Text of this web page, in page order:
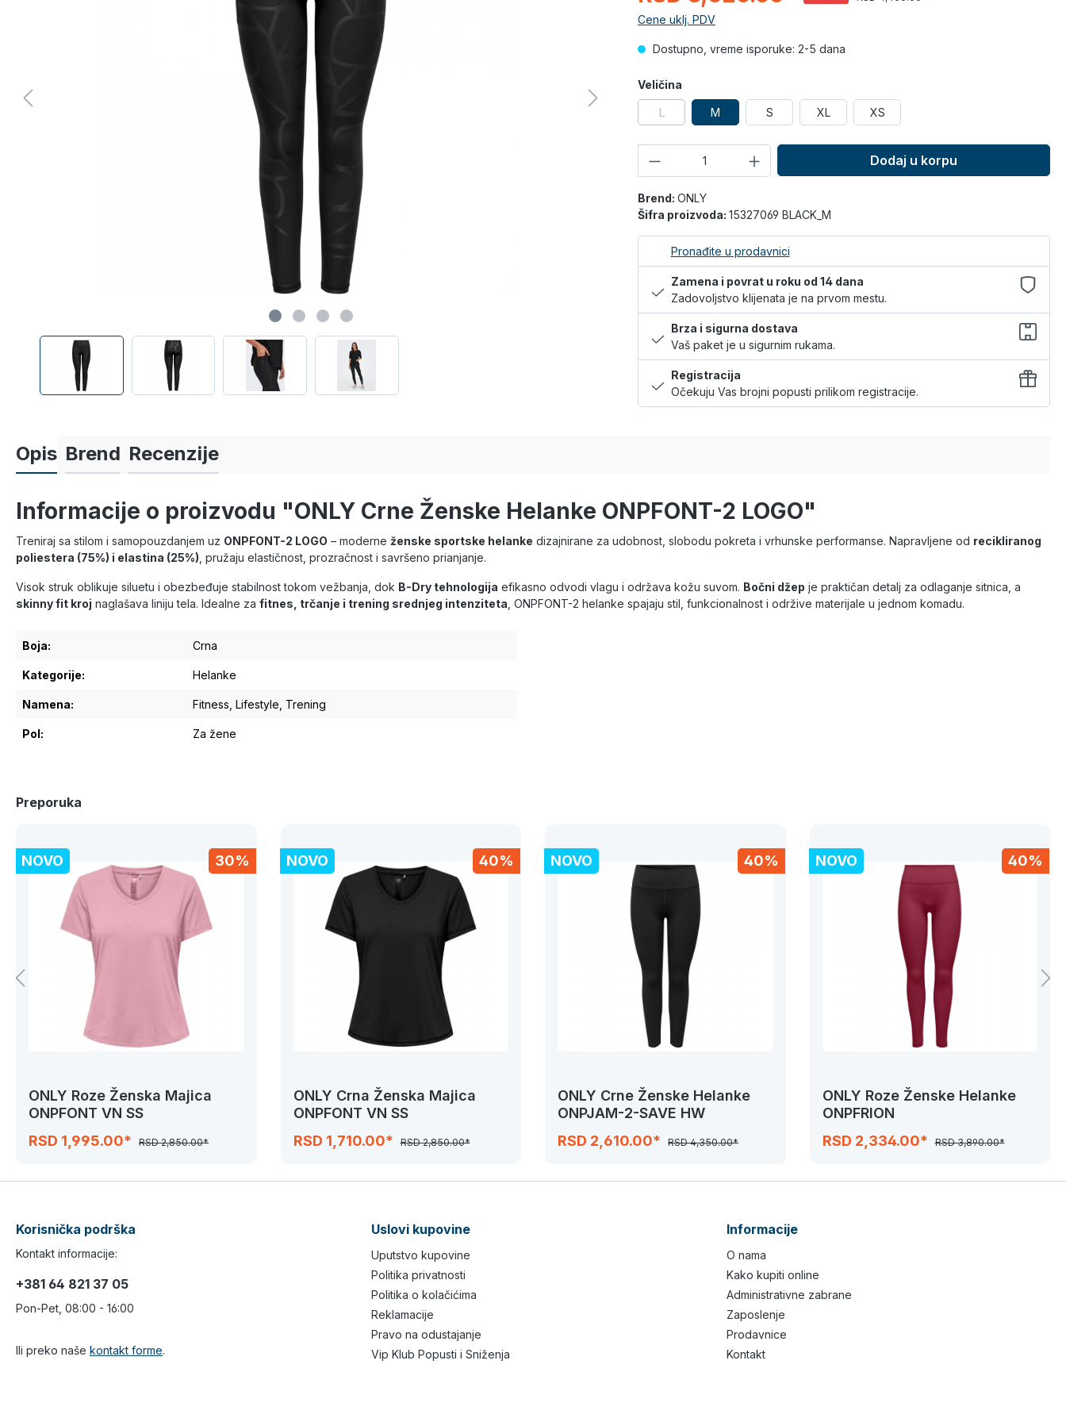
Cene uklj. PDV
Dostupno, vreme isporuke: 2-5 dana
Veličina
L M S XL XS
Dodaj u korpu
Brend: ONLY
Šifra proizvoda: 15327069 BLACK_M
Pronađite u prodavnici
Zamena i povrat u roku od 14 dana
Zadovoljstvo klijenata je na prvom mestu.
Brza i sigurna dostava
Vaš paket je u sigurnim rukama.
Registracija
Očekuju Vas brojni popusti prilikom registracije.
Opis Brend Recenzije
Informacije o proizvodu "ONLY Crne Ženske Helanke ONPFONT-2 LOGO"
Treniraj sa stilom i samopouzdanjem uz ONPFONT-2 LOGO – moderne ženske sportske helanke dizajnirane za udobnost, slobodu pokreta i vrhunske performanse. Napravljene od recikliranog
poliestera (75%) i elastina (25%) , pružaju elastičnost, prozračnost i savršeno prianjanje.
Visok struk oblikuje siluetu i obezbeđuje stabilnost tokom vežbanja, dok B-Dry tehnologija efikasno odvodi vlagu i održava kožu suvom. Bočni džep je praktičan detalj za odlaganje sitnica, a
skinny fit kroj naglašava liniju tela. Idealne za fitnes, trčanje i trening srednjeg intenziteta , ONPFONT-2 helanke spajaju stil, funkcionalnost i održive materijale u jednom komadu.
Boja: Crna
Kategorije: Helanke
Namena: Fitness , Lifestyle , Trening
Pol: Za žene
Preporuka
30%
NOVO
ONLY Roze Ženska Majica
ONPFONT VN SS
RSD 1,995.00*
RSD 2,850.00*
40%
NOVO
ONLY Crna Ženska Majica
ONPFONT VN SS
RSD 1,710.00*
RSD 2,850.00*
40%
NOVO
ONLY Crne Ženske Helanke
ONPJAM-2-SAVE HW
RSD 2,610.00*
RSD 4,350.00*
40%
NOVO
ONLY Roze Ženske Helanke
ONPFRION
RSD 2,334.00*
RSD 3,890.00*
Korisnička podrška
Kontakt informacije:
+381 64 821 37 05
Pon-Pet, 08:00 - 16:00
Ili preko naše kontakt forme.
Uslovi kupovine
Uputstvo kupovine
Politika privatnosti
Politika o kolačićima
Reklamacije
Pravo na odustajanje
Vip Klub Popusti i Sniženja
Informacije
O nama
Kako kupiti online
Administrativne zabrane
Zaposlenje
Prodavnice
Kontakt